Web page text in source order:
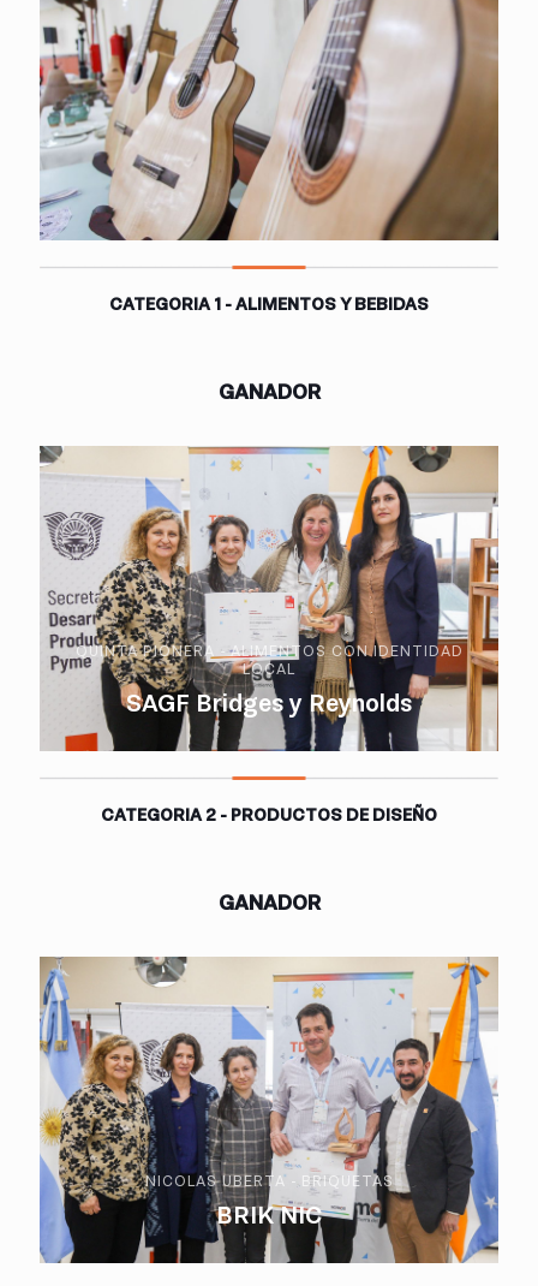
CATEGORIA 1 - ALIMENTOS Y BEBIDAS
GANADOR
QUINTA PIONERA - ALIMENTOS CON IDENTIDAD
LOCAL
SAGF Bridges y Reynolds
CATEGORIA 2 - PRODUCTOS DE DISEÑO
GANADOR
NICOLAS UBERTA - BRIQUETAS
BRIK NIC